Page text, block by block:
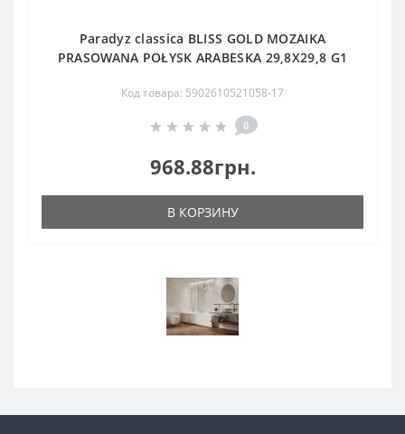
Paradyz classica BLISS GOLD MOZAIKA
PRASOWANA POŁYSK ARABESKA 29,8X29,8 G1
Код товара: 5902610521058-17
0
968.88грн.
В КОРЗИНУ